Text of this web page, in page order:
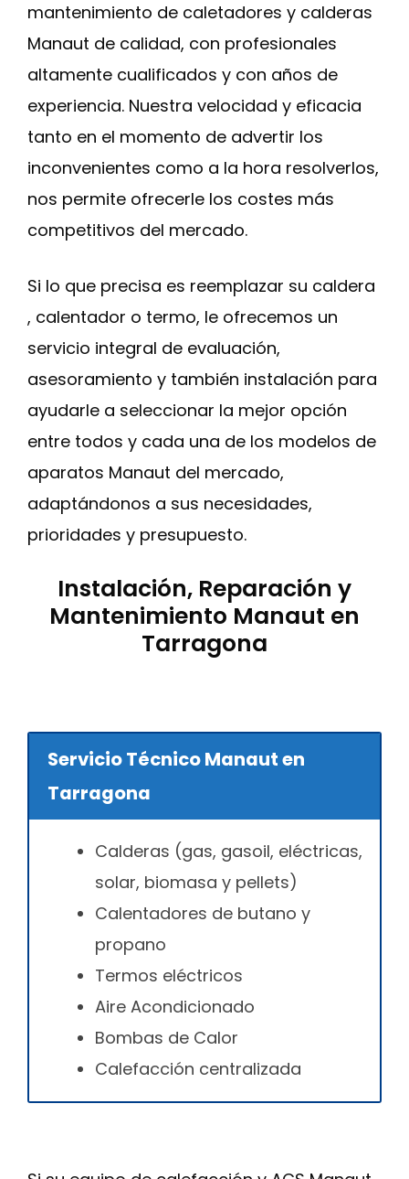
mantenimiento de caletadores y calderas
Manaut de calidad, con profesionales
altamente cualificados y con años de
experiencia. Nuestra velocidad y eficacia
tanto en el momento de advertir los
inconvenientes como a la hora resolverlos,
nos permite ofrecerle los costes más
competitivos del mercado.
Si lo que precisa es reemplazar su caldera
, calentador o termo, le ofrecemos un
servicio integral de evaluación,
asesoramiento y también instalación para
ayudarle a seleccionar la mejor opción
entre todos y cada una de los modelos de
aparatos Manaut del mercado,
adaptándonos a sus necesidades,
prioridades y presupuesto.
Instalación, Reparación y
Mantenimiento Manaut en
Tarragona
Servicio Técnico Manaut en
Tarragona
Calderas (gas, gasoil, eléctricas,
solar, biomasa y pellets)
Calentadores de butano y
propano
Termos eléctricos
Aire Acondicionado
Bombas de Calor
Calefacción centralizada